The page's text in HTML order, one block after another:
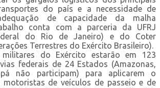
do país e a necessidade de
de capacidade da malha
conta com a parceria da UFRJ
do Rio de Janeiro) e do Coter
Terrestres do Exército Brasileiro).
do Exército estarão em 123
federais de 24 Estados (Amazonas,
não participam) para aplicarem o
motoristas de veículos de passeio e de